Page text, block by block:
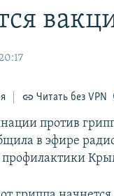
Читать без VPN
против
в эфире